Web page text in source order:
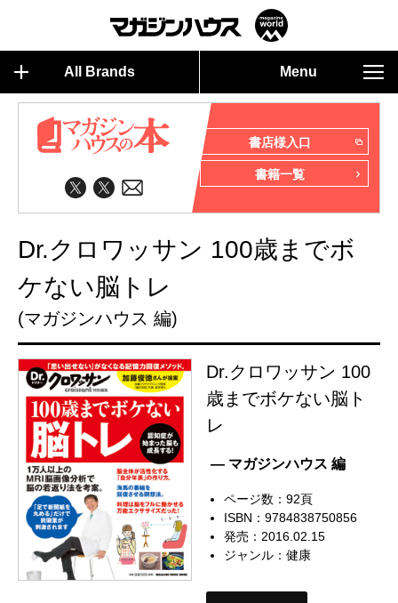
All Brands Menu
書店様入口
書籍一覧
Dr.クロワッサン 100歳までボ
ケない脳トレ
(マガジンハウス 編)
Dr.クロワッサン 100
歳までボケない脳ト
レ
— マガジンハウス 編
ページ数：92頁
ISBN：9784838750856
発売：2016.02.15
ジャンル：健康